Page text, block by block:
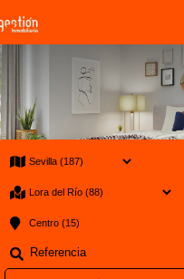
del Río Centro